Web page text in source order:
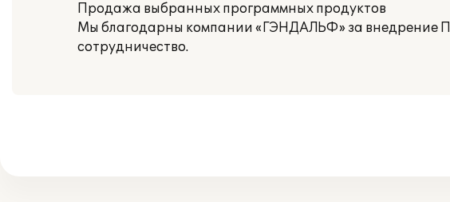
Продажа выбранных программных продуктов
Мы благодарны компании «ГЭНДАЛЬФ» за внедрение
сотрудничество.